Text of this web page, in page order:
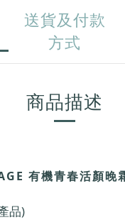
送貨及付款
方式
商品描述
有機青春活顏晚
品)